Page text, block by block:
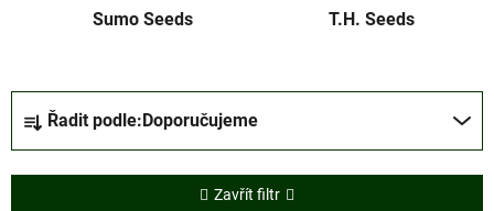
Sumo Seeds T.H. Seeds
Řadit podle:Doporučujeme
Zavřít filtr